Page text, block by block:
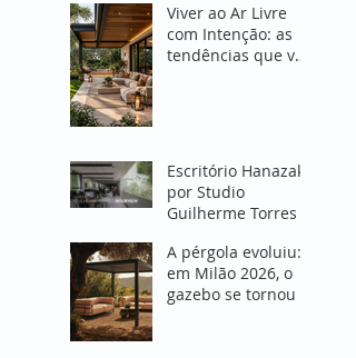
Viver ao Ar Livre
com Intenção: as
tendências que vão
Escritório Hanazaki
por Studio
Guilherme Torres
A pérgola evoluiu:
em Milão 2026, o
gazebo se tornou o